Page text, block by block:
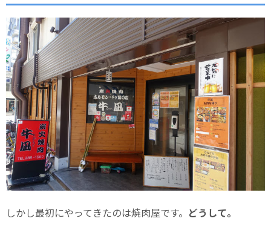
しかし最初にやってきたのは焼肉屋です。 どうして。